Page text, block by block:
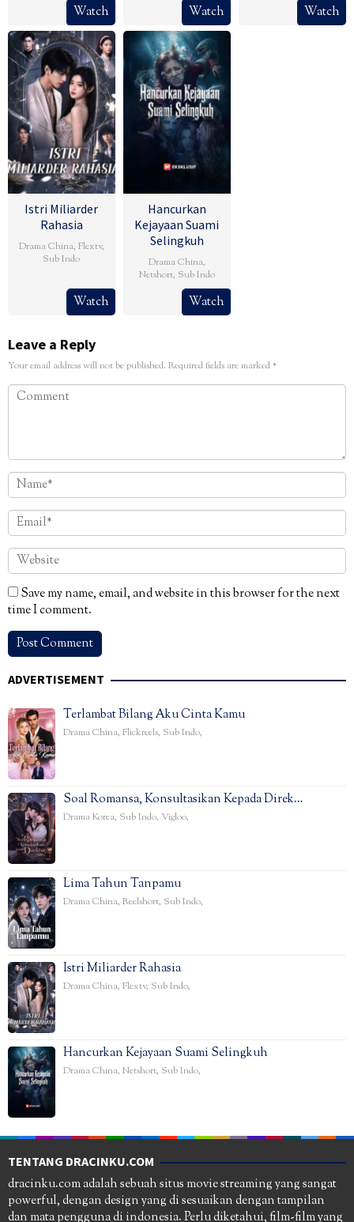
Watch Watch Watch
Istri Miliarder
Rahasia
Drama China, Flextv,
Sub Indo
Watch
Hancurkan
Kejayaan Suami
Selingkuh
Drama China,
Netshort, Sub Indo
Watch
Leave a Reply
Your email address will not be published. Required fields are marked*
Save my name, email, and website in this browser for the next
time I comment.
ADVERTISEMENT
Terlambat Bilang Aku Cinta Kamu
Drama China, Flickreels, Sub Indo,
Soal Romansa, Konsultasikan Kepada Direk…
Drama Korea, Sub Indo, Vigloo,
Lima Tahun Tanpamu
Drama China, Reelshort, Sub Indo,
Istri Miliarder Rahasia
Drama China, Flextv, Sub Indo,
Hancurkan Kejayaan Suami Selingkuh
Drama China, Netshort, Sub Indo,
TENTANG DRACINKU.COM
dracinku.com adalah sebuah situs movie streaming yang sangat
powerful, dengan design yang di sesuaikan dengan tampilan
dan mata pengguna di indonesia. Perlu diketahui, film-film yang